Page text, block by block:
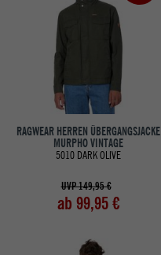
RAGWEAR HERREN ÜBERGANGSJACKE
MURPHO VINTAGE
5010 DARK OLIVE
UVP 149,95 €
ab 99,95 €